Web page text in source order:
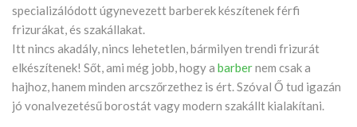
specializálódott úgynevezett barberek készítenek férfi
frizurákat, és szakállakat.
Itt nincs akadály, nincs lehetetlen, bármilyen trendi frizurát
elkészítenek! Sőt, ami még jobb, hogy a barbernem csak a
hajhoz, hanem minden arcszőrzethez is ért. Szóval Ő tud igazán
jó vonalvezetésű borostát vagy modern szakállt kialakítani.